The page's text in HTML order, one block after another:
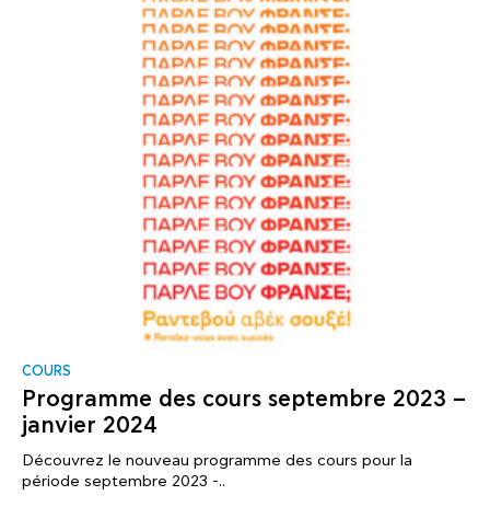
COURS
Programme des cours septembre 2023 –
janvier 2024
Découvrez le nouveau programme des cours pour la
période septembre 2023 -..